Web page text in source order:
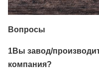
Вопросы
1Вы завод/
компания?